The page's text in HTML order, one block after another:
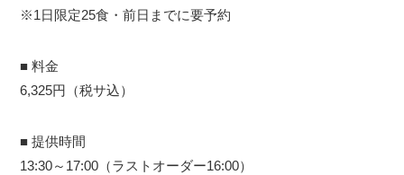
※1日限定25食・前日までに要予約
■ 料金
6,325円（税サ込）
■ 提供時間
13:30～17:00（ラストオーダー16:00）